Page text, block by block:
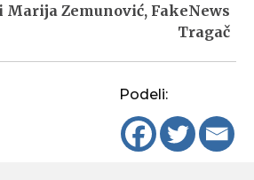
Marija Zemunović, FakeNews
Tragač
Podeli: